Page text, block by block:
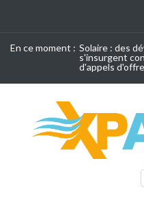
En ce moment : Solaire : des
s'insurgent
d'appels